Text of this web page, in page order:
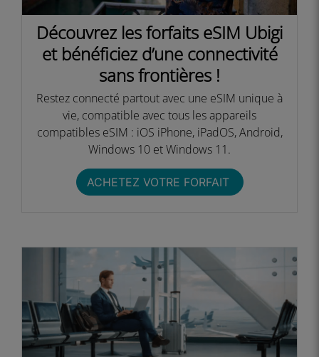
Découvrez les forfaits eSIM Ubigi
et bénéficiez d’une connectivité
sans frontières !​
Restez connecté partout avec une eSIM unique à
vie, compatible avec tous les appareils
compatibles eSIM : iOS iPhone, iPadOS, Android,
Windows 10 et Windows 11.​
ACHETEZ VOTRE FORFAIT ​